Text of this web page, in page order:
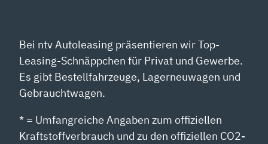
Bei ntv Autoleasing präsentieren wir Top-
Leasing-Schnäppchen für Privat und Gewerbe.
Es gibt Bestellfahrzeuge, Lagerneuwagen und
Gebrauchtwagen.
* = Umfangreiche Angaben zum offiziellen
Kraftstoffverbrauch und zu den offiziellen CO2-